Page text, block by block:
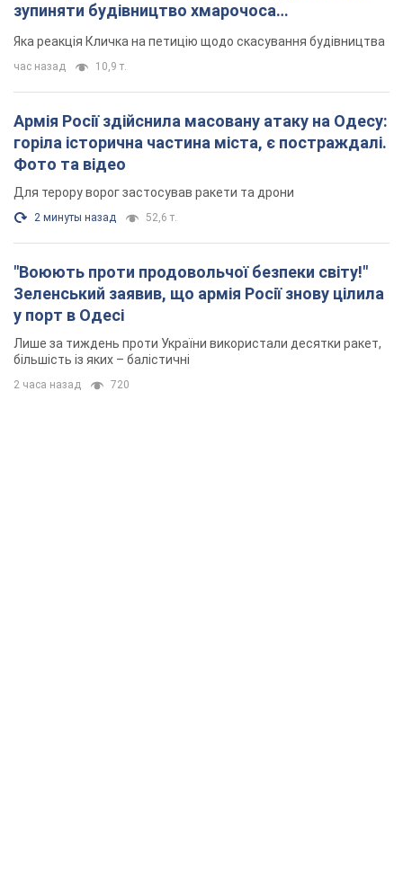
зупиняти будівництво хмарочоса
"московського вірянина"
Яка реакція Кличка на петицію щодо скасування будівництва
час назад 10,9 т.
Армія Росії здійснила масовану атаку на Одесу:
горіла історична частина міста, є постраждалі.
Фото та відео
Для терору ворог застосував ракети та дрони
2 минуты назад 52,6 т.
"Воюють проти продовольчої безпеки світу!"
Зеленський заявив, що армія Росії знову цілила
у порт в Одесі
Лише за тиждень проти України використали десятки ракет,
більшість із яких – балістичні
2 часа назад 720